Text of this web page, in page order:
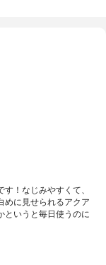
！なじみやすくて、
めに見せられるアクア
というと毎日使うのに